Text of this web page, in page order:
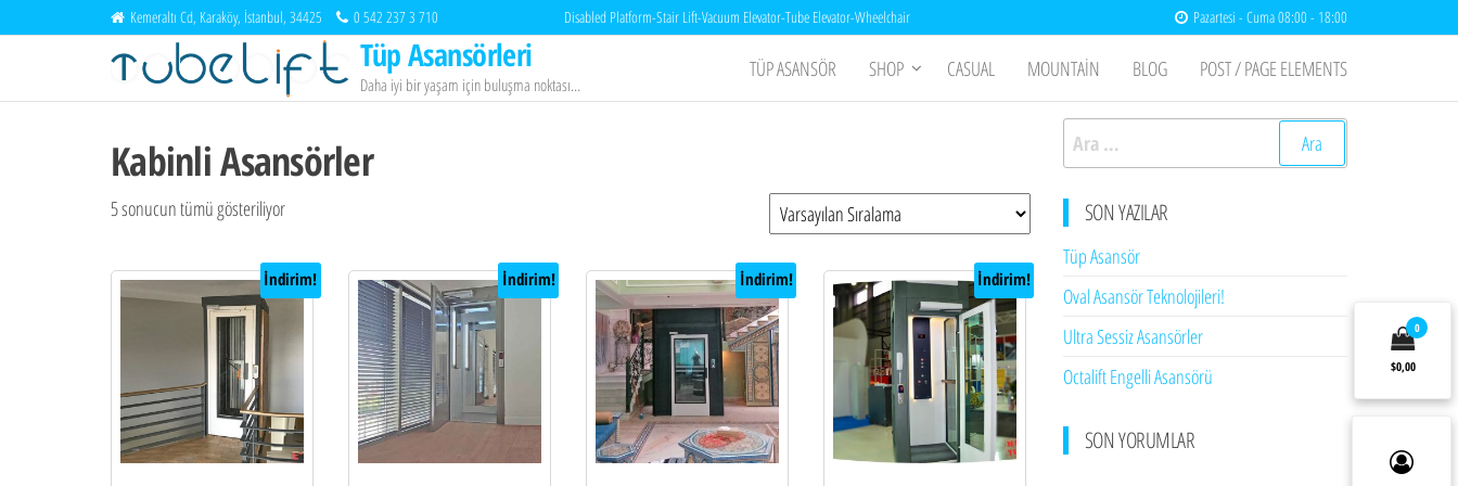
atla
Kemeraltı Cd, Karaköy, İstanbul, 34425 0 542 237 3 710 Disabled Platform-Stair Lift-Vacuum Elevator-Tube Elevator-Wheelchair Pazartesi - Cuma 08:00 - 18:00
Tüp Asansörleri
Daha iyi bir yaşam için buluşma noktası…
TÜP ASANSÖR SHOP CASUAL MOUNTAIN BLOG POST / PAGE ELEMENTS
Kabinli Asansörler
5 sonucun tümü gösteriliyor
İndirim! İndirim! İndirim! İndirim!
Arama:
SON YAZILAR
Tüp Asansör
Oval Asansör Teknolojileri!
Ultra Sessiz Asansörler
Octalift Engelli Asansörü
SON YORUMLAR
0
$0,00